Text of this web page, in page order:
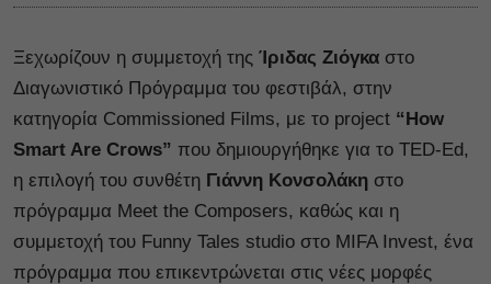
Ξεχωρίζουν η συμμετοχή της Ίριδας Ζιόγκα στο
Διαγωνιστικό Πρόγραμμα του φεστιβάλ, στην
κατηγορία Commissioned Films, με το project “How
Smart Are Crows” που δημιουργήθηκε για το TED-Ed,
η επιλογή του συνθέτη Γιάννη Κονσολάκη στο
πρόγραμμα Meet the Composers, καθώς και η
συμμετοχή του Funny Tales studio στο MIFA Invest, ένα
πρόγραμμα που επικεντρώνεται στις νέες μορφές